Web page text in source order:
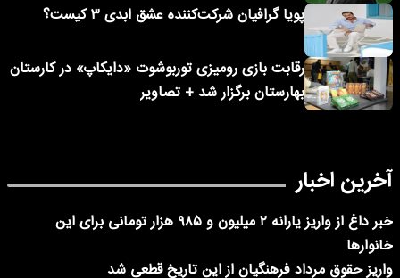
پویا گرافیان شرکت‌کننده عشق ابدی ۳ کیست؟
رقابت بازی رومیزی توربوشوت «دایکاپ» در کارستان
بهارستان برگزار شد + تصاویر
آخرین اخبار
خبر داغ از واریز یارانه ۲ میلیون و ۹۸۵ هزار تومانی برای این
خانوارها
واریز حقوق مرداد فرهنگیان از این تاریخ قطعی شد